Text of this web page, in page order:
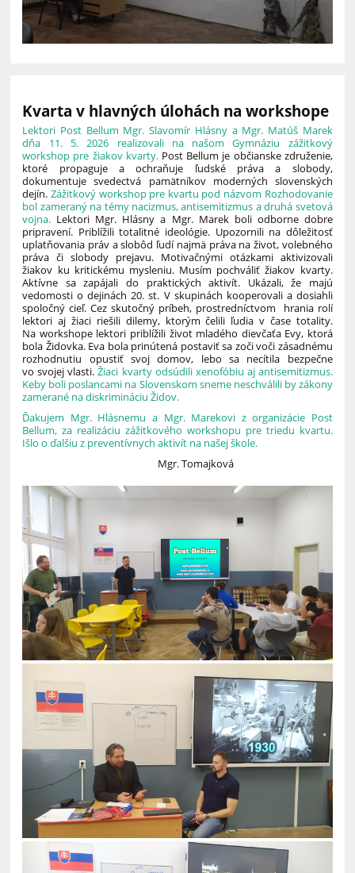
Kvarta v hlavných úlohách na workshope
Lektori Post Bellum Mgr. Slavomír Hlásny a Mgr. Matúš Marek
dňa 11. 5. 2026 realizovali na našom Gymnáziu zážitkový
workshop pre žiakov kvarty. Post Bellum je občianske združenie,
ktoré propaguje a ochraňuje ľudské práva a slobody,
dokumentuje svedectvá pamätníkov moderných slovenských
dejín. Zážitkový workshop pre kvartu pod názvom Rozhodovanie
bol zameraný na témy nacizmus, antisemitizmus a druhá svetová
vojna. Lektori Mgr. Hlásny a Mgr. Marek boli odborne dobre
pripravení. Priblížili totalitné ideológie. Upozornili na dôležitosť
uplatňovania práv a slobôd ľudí najmä práva na život, volebného
práva či slobody prejavu. Motivačnými otázkami aktivizovali
žiakov ku kritickému mysleniu. Musím pochváliť žiakov kvarty.
Aktívne sa zapájali do praktických aktivít. Ukázali, že majú
vedomosti o dejinách 20. st. V skupinách kooperovali a dosiahli
spoločný cieľ. Cez skutočný príbeh, prostredníctvom hrania rolí
lektori aj žiaci riešili dilemy, ktorým čelili ľudia v čase totality.
Na workshope lektori priblížili život mladého dievčaťa Evy, ktorá
bola Židovka. Eva bola prinútená postaviť sa zoči voči zásadnému
rozhodnutiu opustiť svoj domov, lebo sa necítila bezpečne
vo svojej vlasti.Žiaci kvarty odsúdili xenofóbiu aj antisemitizmus.
Keby boli poslancami na Slovenskom sneme neschválili by zákony
zamerané na diskrimináciu Židov.
Ďakujem Mgr. Hlásnemu a Mgr. Marekovi z organizácie Post
Bellum, za realizáciu zážitkového workshopu pre triedu kvartu.
Išlo o ďalšiu z preventívnych aktivít na našej škole.
Mgr. Tomajková